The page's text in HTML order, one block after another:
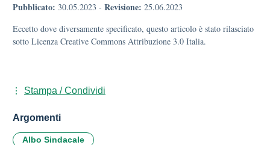
Pubblicato: 30.05.2023 - Revisione: 25.06.2023
Eccetto dove diversamente specificato, questo articolo è stato rilasciato
sotto Licenza Creative Commons Attribuzione 3.0 Italia.
Stampa / Condividi
Argomenti
Albo Sindacale